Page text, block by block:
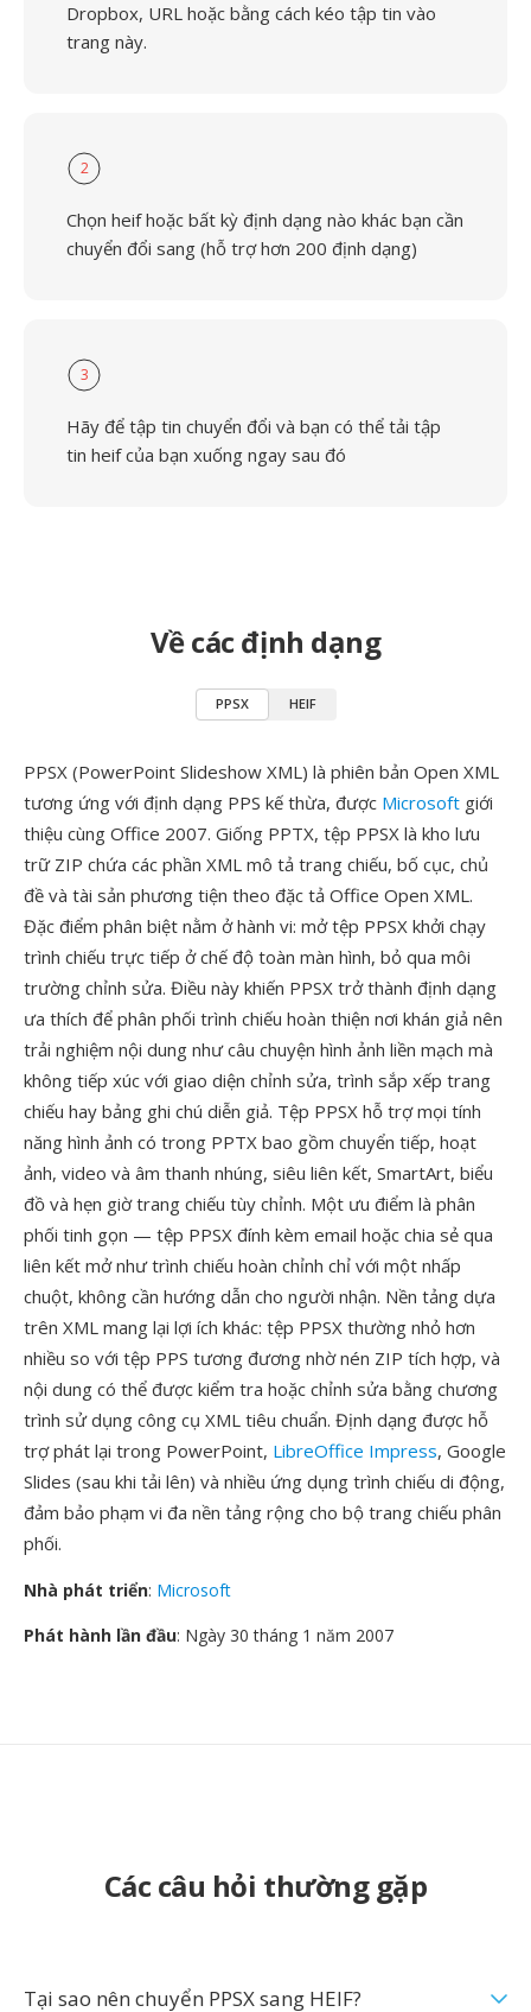
Dropbox, URL hoặc bằng cách kéo tập tin vào
trang này.
2
Chọn heif hoặc bất kỳ định dạng nào khác bạn cần
chuyển đổi sang (hỗ trợ hơn 200 định dạng)
3
Hãy để tập tin chuyển đổi và bạn có thể tải tập
tin heif của bạn xuống ngay sau đó
Về các định dạng
PPSX HEIF
PPSX (PowerPoint Slideshow XML) là phiên bản Open XML
tương ứng với định dạng PPS kế thừa, được Microsoft giới
thiệu cùng Office 2007. Giống PPTX, tệp PPSX là kho lưu
trữ ZIP chứa các phần XML mô tả trang chiếu, bố cục, chủ
đề và tài sản phương tiện theo đặc tả Office Open XML.
Đặc điểm phân biệt nằm ở hành vi: mở tệp PPSX khởi chạy
trình chiếu trực tiếp ở chế độ toàn màn hình, bỏ qua môi
trường chỉnh sửa. Điều này khiến PPSX trở thành định dạng
ưa thích để phân phối trình chiếu hoàn thiện nơi khán giả nên
trải nghiệm nội dung như câu chuyện hình ảnh liền mạch mà
không tiếp xúc với giao diện chỉnh sửa, trình sắp xếp trang
chiếu hay bảng ghi chú diễn giả. Tệp PPSX hỗ trợ mọi tính
năng hình ảnh có trong PPTX bao gồm chuyển tiếp, hoạt
ảnh, video và âm thanh nhúng, siêu liên kết, SmartArt, biểu
đồ và hẹn giờ trang chiếu tùy chỉnh. Một ưu điểm là phân
phối tinh gọn — tệp PPSX đính kèm email hoặc chia sẻ qua
liên kết mở như trình chiếu hoàn chỉnh chỉ với một nhấp
chuột, không cần hướng dẫn cho người nhận. Nền tảng dựa
trên XML mang lại lợi ích khác: tệp PPSX thường nhỏ hơn
nhiều so với tệp PPS tương đương nhờ nén ZIP tích hợp, và
nội dung có thể được kiểm tra hoặc chỉnh sửa bằng chương
trình sử dụng công cụ XML tiêu chuẩn. Định dạng được hỗ
trợ phát lại trong PowerPoint, LibreOffice Impress, Google
Slides (sau khi tải lên) và nhiều ứng dụng trình chiếu di động,
đảm bảo phạm vi đa nền tảng rộng cho bộ trang chiếu phân
phối.
Nhà phát triển: Microsoft
Phát hành lần đầu: Ngày 30 tháng 1 năm 2007
Các câu hỏi thường gặp
Tại sao nên chuyển PPSX sang HEIF?